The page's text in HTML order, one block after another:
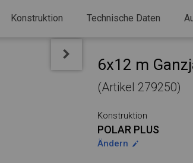
Konstruktion Technische Daten
6x12 m
(Artikel 279250)
Konstruktion
POLAR PLUS
Ändern